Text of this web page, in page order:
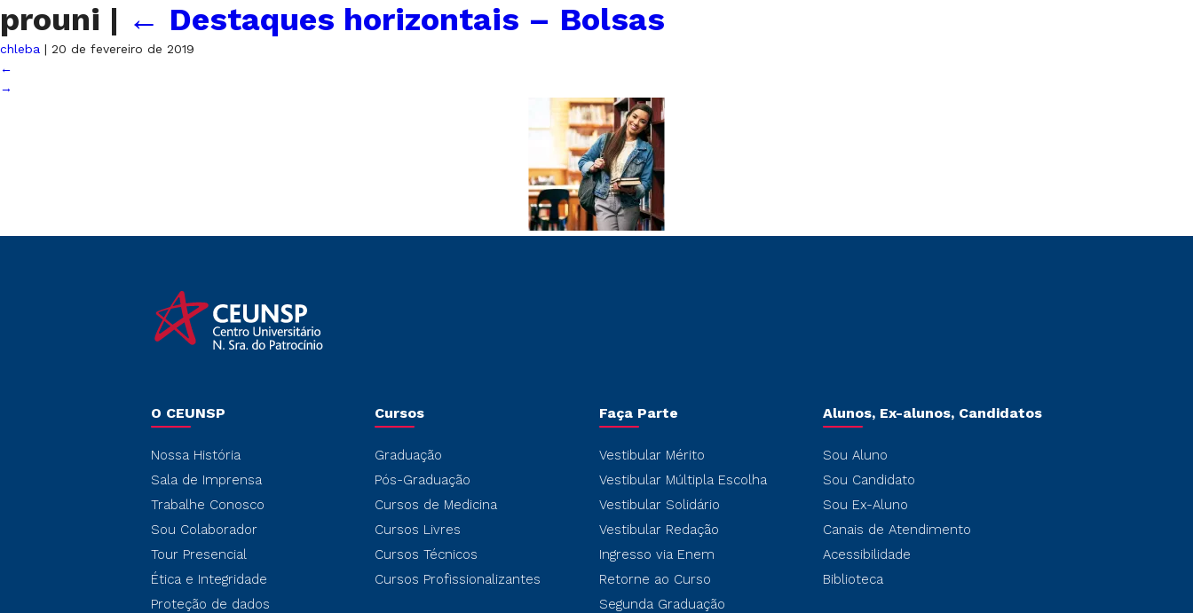
prouni | ← Destaques horizontais – Bolsas
chleba | 20 de fevereiro de 2019
←
→
O CEUNSP
Nossa História
Sala de Imprensa
Trabalhe Conosco
Sou Colaborador
Tour Presencial
Ética e Integridade
Proteção de dados
Cursos
Graduação
Pós-Graduação
Cursos de Medicina
Cursos Livres
Cursos Técnicos
Cursos Profissionalizantes
Faça Parte
Vestibular Mérito
Vestibular Múltipla Escolha
Vestibular Solidário
Vestibular Redação
Ingresso via Enem
Retorne ao Curso
Segunda Graduação
Alunos, Ex-alunos, Candidatos
Sou Aluno
Sou Candidato
Sou Ex-Aluno
Canais de Atendimento
Acessibilidade
Biblioteca